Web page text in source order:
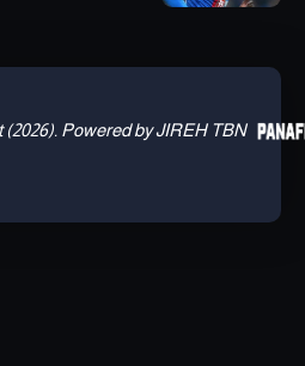
Powered by JIREH TBN